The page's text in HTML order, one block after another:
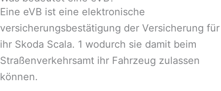
Eine eVB ist eine elektronische
versicherungsbestätigung der Versicherung für
ihr Skoda Scala. 1 wodurch sie damit beim
Straßenverkehrsamt ihr Fahrzeug zulassen
können.